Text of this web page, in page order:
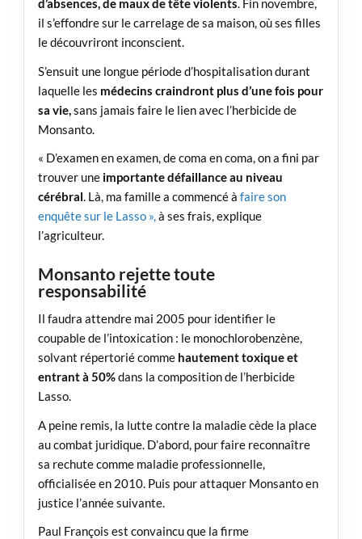
d’absences, de maux de tête violents. Fin novembre,
il s’effondre sur le carrelage de sa maison, où ses filles
le découvriront inconscient.
S’ensuit une longue période d’hospitalisation durant
laquelle les médecins craindront plus d’une fois pour
sa vie,sans jamais faire le lien avec l’herbicide de
Monsanto.
« D’examen en examen, de coma en coma, on a fini par
trouver uneimportante défaillance au niveau
cérébral. Là, ma famille a commencé à faire son
enquête sur le Lasso »,à ses frais, explique
l’agriculteur.
Monsanto rejette toute
responsabilité
Il faudra attendre mai 2005 pour identifier le
coupable de l’intoxication : le monochlorobenzène,
solvant répertorié comme hautement toxique et
entrant à 50%dans la composition de l’herbicide
Lasso.
A peine remis, la lutte contre la maladie cède la place
au combat juridique. D’abord, pour faire reconnaître
sa rechute comme maladie professionnelle,
officialisée en 2010. Puis pour attaquer Monsanto en
justice l’année suivante.
Paul François est convaincu que la firme